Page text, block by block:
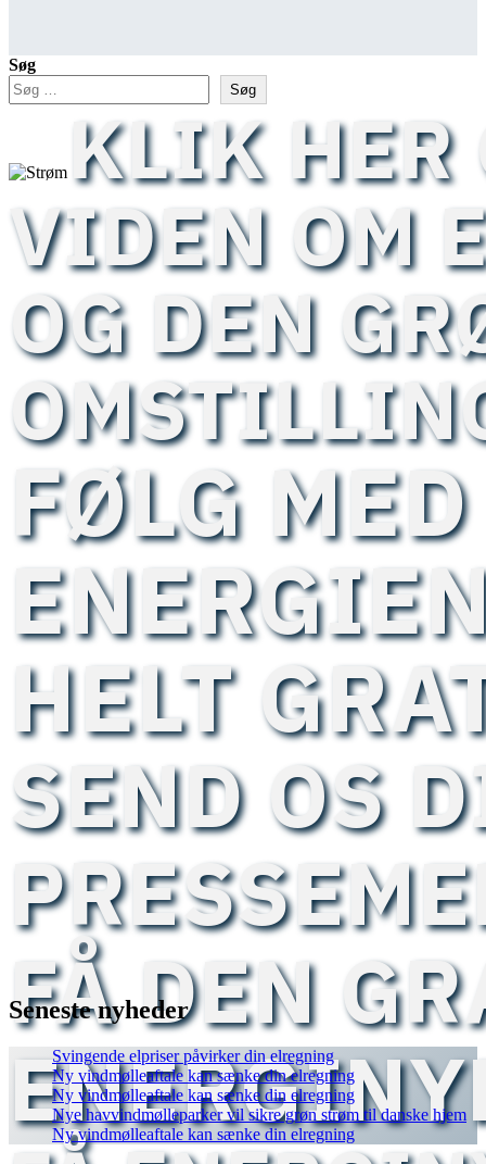
Søg
Søg
KLIK HER
VIDEN OM
OG DEN
FØLG
HELT
SEND OS
FÅ DEN
Seneste nyheder
Svingende elpriser påvirker din elregning
Ny vindmølleaftale kan sænke din elregning
Ny vindmølleaftale kan sænke din elregning
Nye havvindmølleparker vil sikre grøn strøm til danske hjem
Ny vindmølleaftale kan sænke din elregning